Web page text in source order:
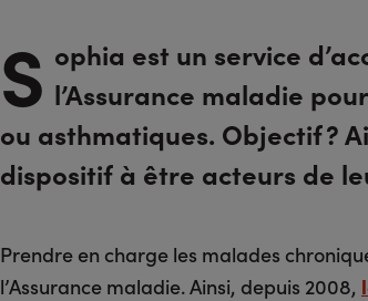
S ophia est un service
l’Assurance maladie
ou asthmatiques. Objectif ?
dispositif à être acteurs de
Prendre en charge les malades
l’Assurance maladie. Ainsi, depuis 2008,